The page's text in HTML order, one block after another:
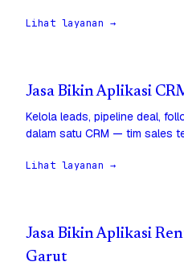
Lihat layanan →
Jasa Bikin Aplikasi
Kelola leads, pipeline deal,
dalam satu CRM — tim sales
Lihat layanan →
Jasa Bikin Aplikasi
Garut